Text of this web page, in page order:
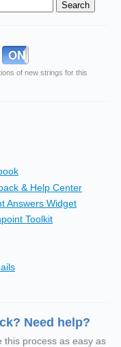
OFF
ON
of new strings for this
& Help Center
Answers Widget
Toolkit
Need help?
this process as easy as